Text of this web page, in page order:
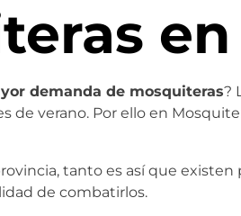
demanda de mosquiteras?
de verano. Por ello en
tanto es así que
de combatirlos.